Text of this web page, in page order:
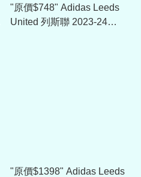
"原價$748" Adidas Leeds
United 列斯聯 2023-24
"原價$1398" Adidas Leeds